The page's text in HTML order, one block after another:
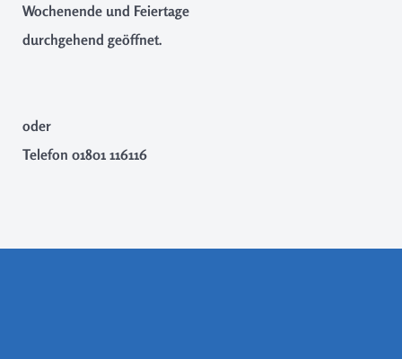
Wochenende und Feiertage
durchgehend geöffnet.
oder
Telefon 01801 116116